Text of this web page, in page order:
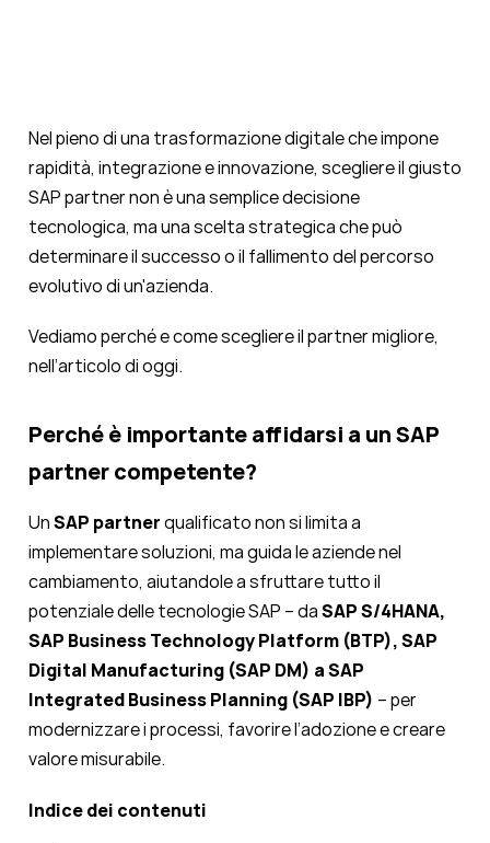
Nel pieno di una trasformazione digitale che impone
rapidità, integrazione e innovazione, scegliere il giusto
SAP partner non è una semplice decisione
tecnologica, ma una scelta strategica che può
determinare il successo o il fallimento del percorso
evolutivo di un'azienda.
Vediamo perché e come scegliere il partner migliore,
nell’articolo di oggi.
Perché è importante affidarsi a un SAP
partner competente?
UnSAP partnerqualificato non si limita a
implementare soluzioni, ma guida le aziende nel
cambiamento, aiutandole a sfruttare tutto il
potenziale delle tecnologie SAP – daSAP S/4HANA,
SAP Business Technology Platform (BTP), SAP
Digital Manufacturing (SAP DM) a SAP
Integrated Business Planning (SAP IBP) – per
modernizzare i processi, favorire l’adozione e creare
valore misurabile.
Indice dei contenuti